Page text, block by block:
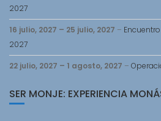
2027
16 julio, 2027 – 25 julio, 2027 –
2027
22 julio, 2027 – 1 agosto, 2027 –
SER MONJE: EXPERIENCIA